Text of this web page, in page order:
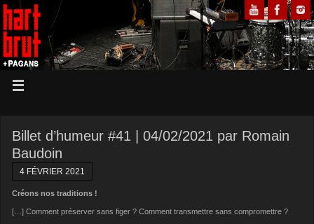
Billet d’humeur #41 | 04/02/2021 par Romain
Baudoin
4 FÉVRIER 2021
Créons nos traditions !
[…] Comment préserver sans figer ? Comment transmettre sans compromettre ?